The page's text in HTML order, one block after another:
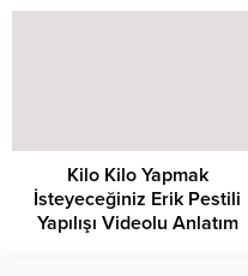
Kilo Kilo Yapmak
İsteyeceğiniz Erik Pestili
Yapılışı Videolu Anlatım